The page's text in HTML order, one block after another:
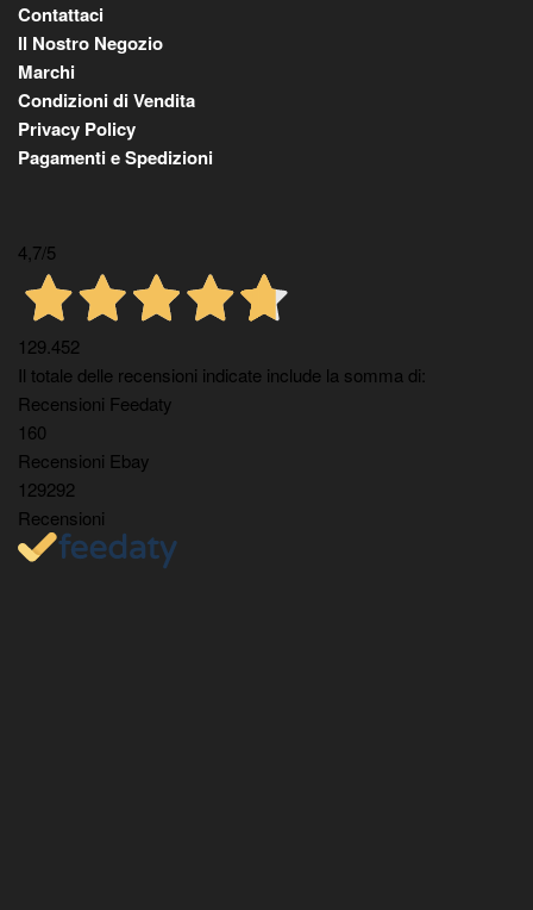
Contattaci
Il Nostro Negozio
Marchi
Condizioni di Vendita
Privacy Policy
Pagamenti e Spedizioni
4,7/5
129.452
Il totale delle recensioni indicate include la somma di:
Recensioni Feedaty
160
Recensioni Ebay
129292
Recensioni